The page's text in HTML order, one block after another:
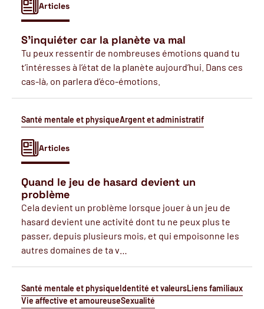
Articles
S’inquiéter car la planète va mal
Tu peux ressentir de nombreuses émotions quand tu
t’intéresses à l’état de la planète aujourd’hui. Dans ces
cas-là, on parlera d’éco-émotions.
Santé mentale et physiqueArgent et administratif
Articles
Quand le jeu de hasard devient un
problème
Cela devient un problème lorsque jouer à un jeu de
hasard devient une activité dont tu ne peux plus te
passer, depuis plusieurs mois, et qui empoisonne les
autres domaines de ta v…
Santé mentale et physiqueIdentité et valeursLiens familiaux
Vie affective et amoureuseSexualité